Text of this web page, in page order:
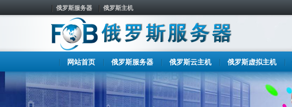
俄罗斯服务器 俄罗斯主机
网站首页 俄罗斯服务器 俄罗斯云主机 俄罗斯虚拟主机